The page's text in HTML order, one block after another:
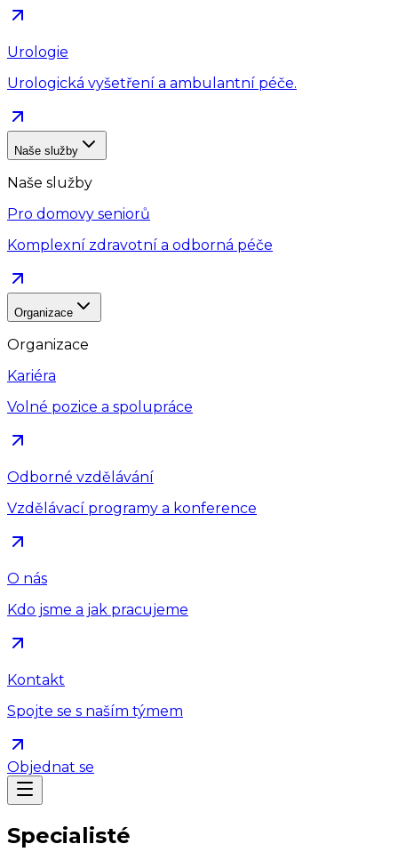
Urologie
Urologická vyšetření a ambulantní péče.
Naše služby
Naše služby
Pro domovy seniorů
Komplexní zdravotní a odborná péče
Organizace
Organizace
Kariéra
Volné pozice a spolupráce
Odborné vzdělávání
Vzdělávací programy a konference
O nás
Kdo jsme a jak pracujeme
Kontakt
Spojte se s naším týmem
Objednat se
Specialisté